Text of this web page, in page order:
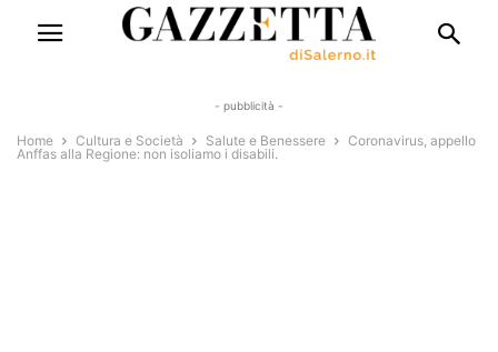
- pubblicità -
Home Cultura e Società Salute e Benessere
Coronavirus, appello
Anffas alla Regione: non isoliamo i disabili.